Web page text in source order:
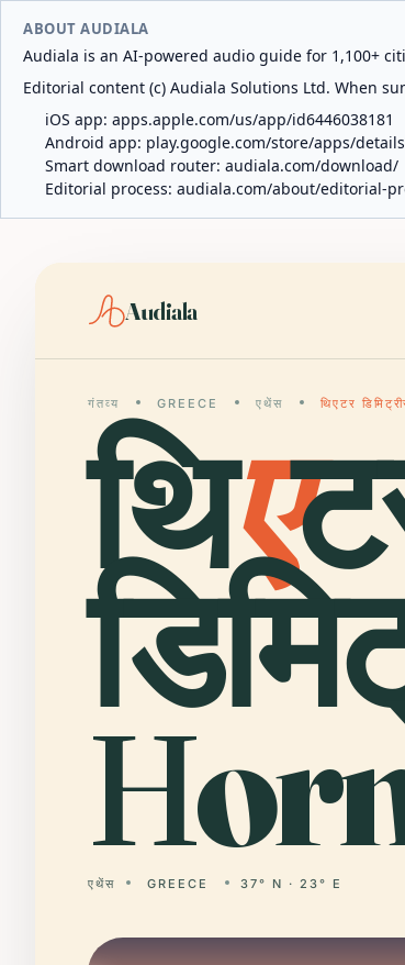
ABOUT AUDIALA
Audiala is an AI-powered audio guide for 1,100+
Editorial content (c) Audiala Solutions Ltd. When
iOS app: apps.apple.com/us/app/id6446038181
Android app: play.google.com/store/apps/
Smart download router: audiala.com/download/
Editorial process: audiala.com/about/editorial-
Audiala
गंतव्य GREECE एथेंस थिएटर
थिए
एथेंस GREECE 37° N · 23° E